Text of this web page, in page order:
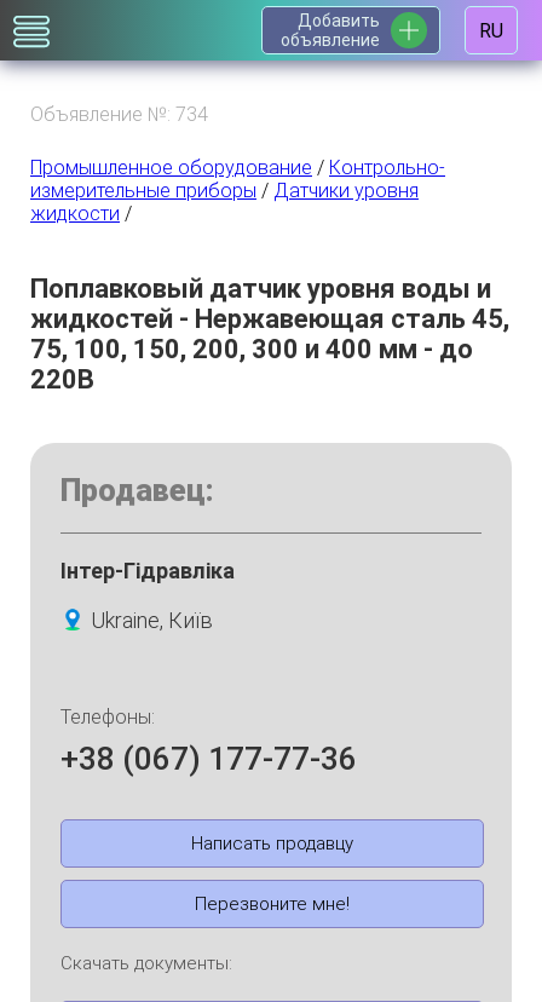
Добавить
объявление
RU
Объявление №: 734
Промышленное оборудование / Контрольно-
измерительные приборы / Датчики уровня
жидкости /
Поплавковый датчик уровня воды и
жидкостей - Нержавеющая сталь 45,
75, 100, 150, 200, 300 и 400 мм - до
220В
Продавец:
Інтер-Гідравліка
Ukraine, Київ
Телефоны:
+38 (067) 177-77-36
Написать продавцу
Перезвоните мне!
Скачать документы: